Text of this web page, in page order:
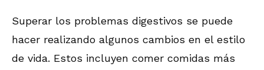
Superar los problemas digestivos se puede
hacer realizando algunos cambios en el estilo
de vida. Estos incluyen comer comidas más